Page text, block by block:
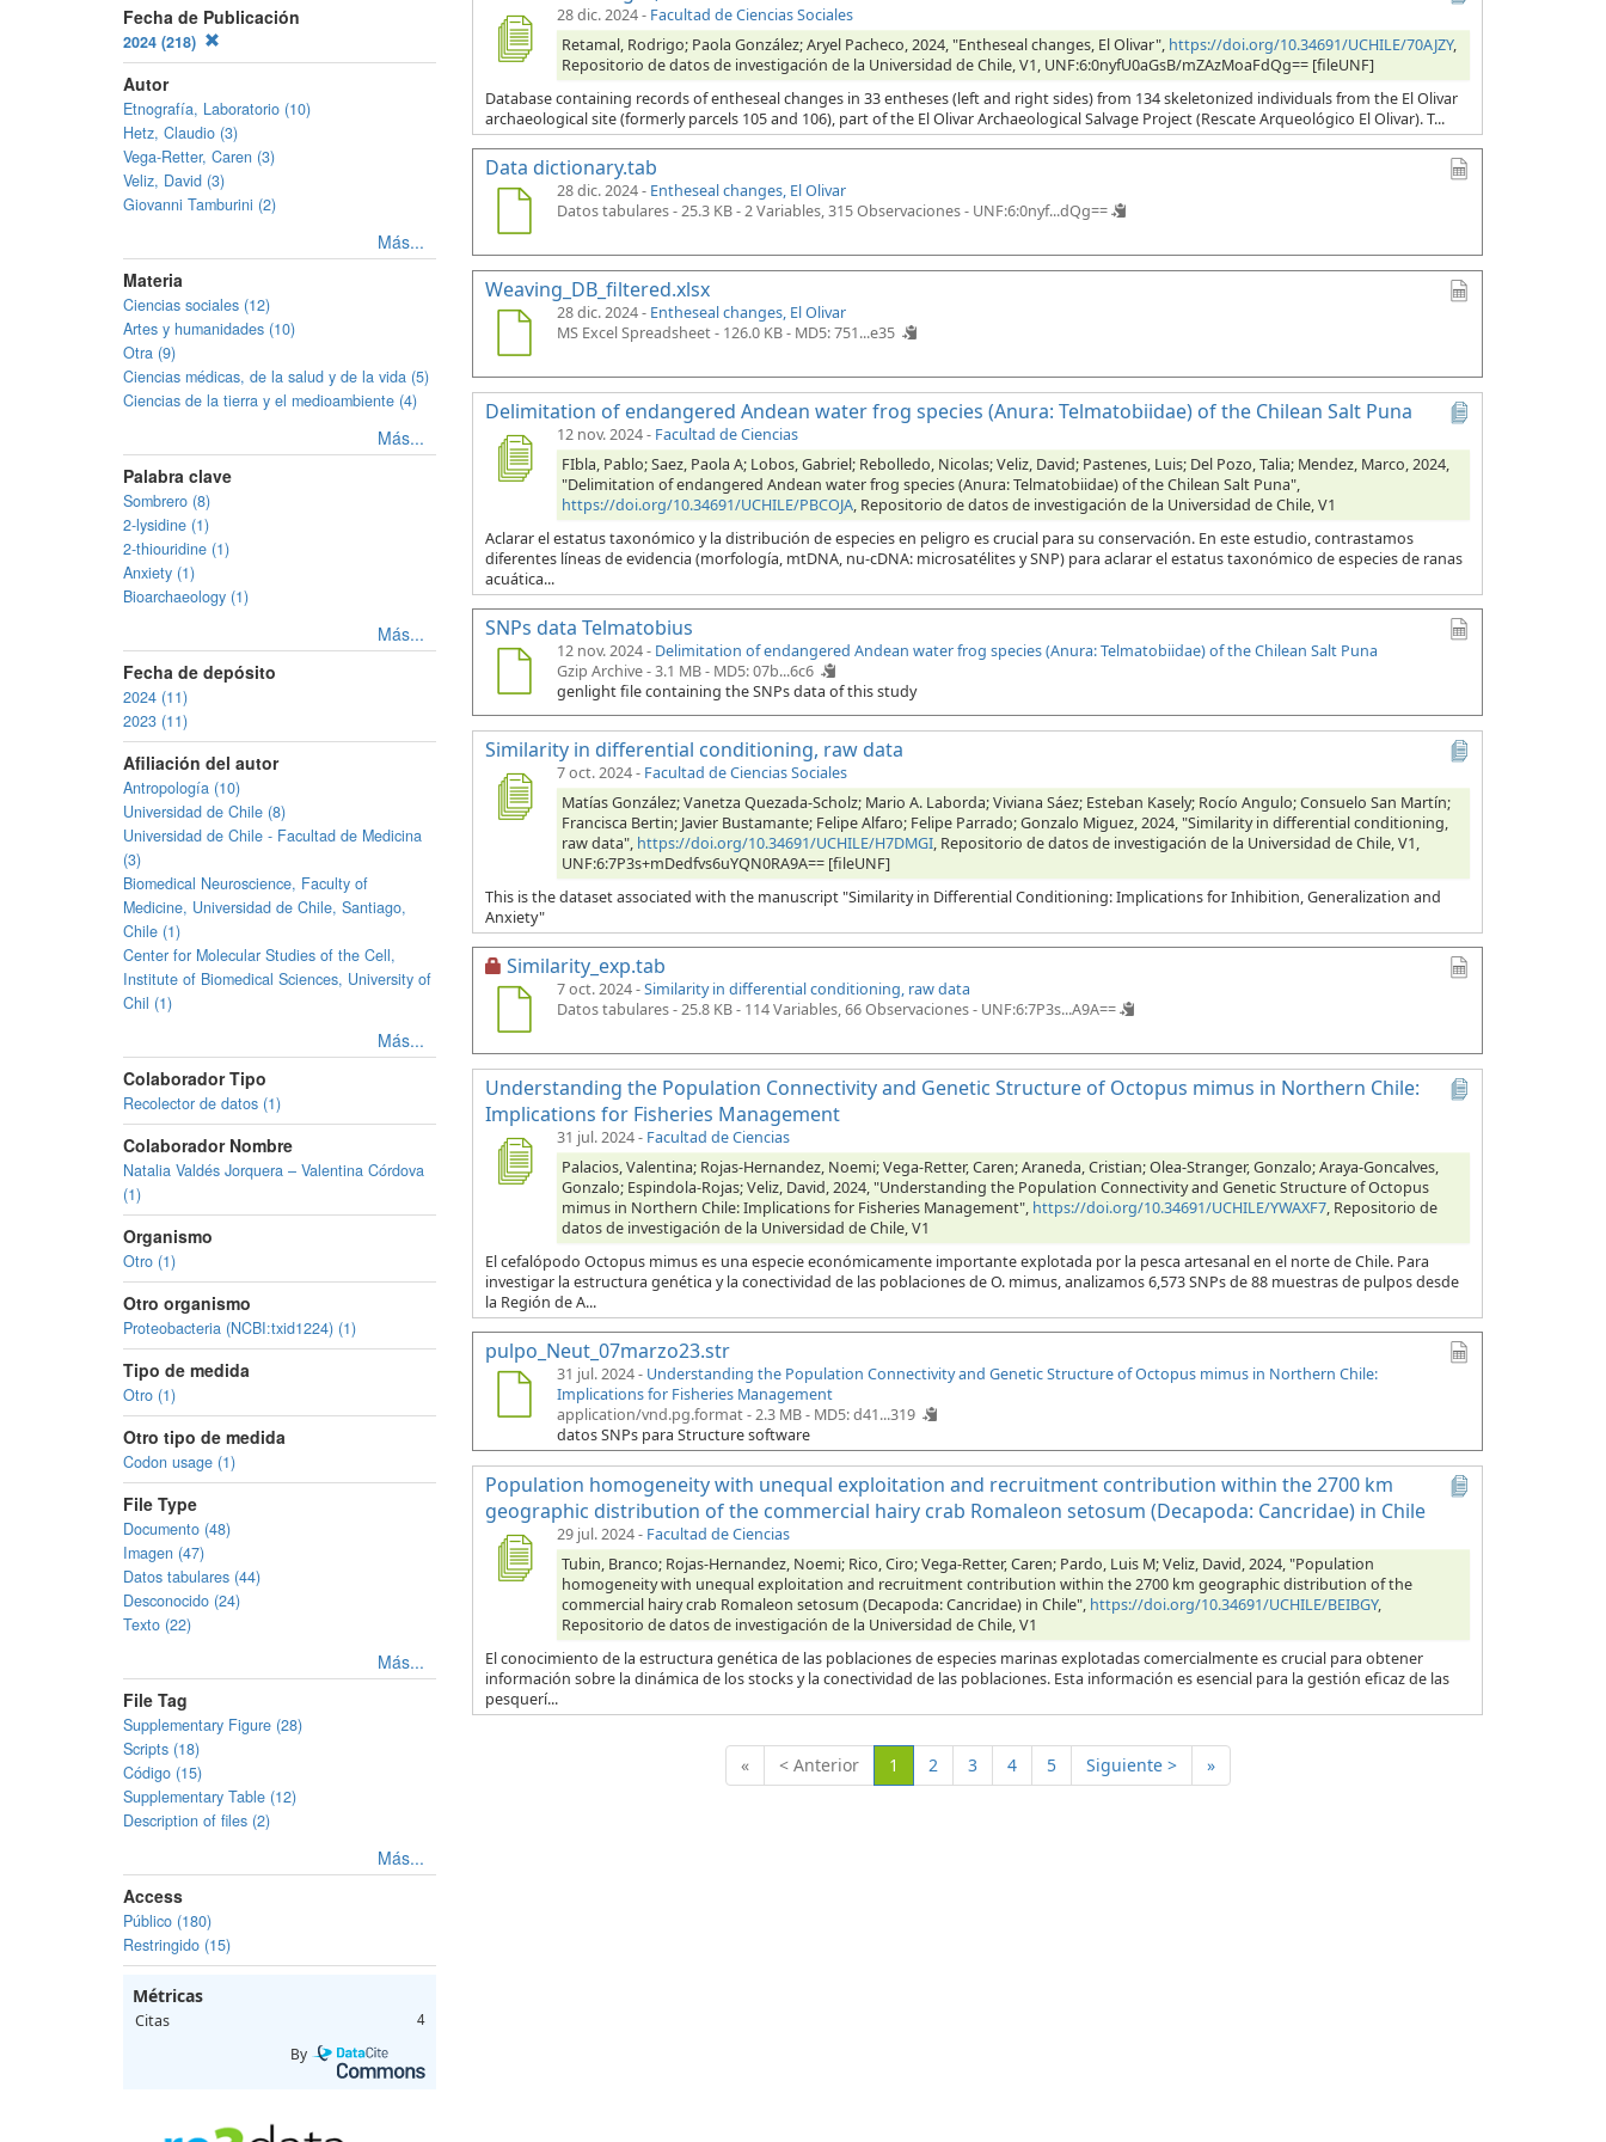
Fecha de Publicación
2024 (218)
Autor
Etnografía, Laboratorio (10)
Hetz, Claudio (3)
Vega-Retter, Caren (3)
Veliz, David (3)
Giovanni Tamburini (2)
Más...
Materia
Ciencias sociales (12)
Artes y humanidades (10)
Otra (9)
Ciencias médicas, de la salud y de la vida (5)
Ciencias de la tierra y el medioambiente (4)
Más...
Palabra clave
Sombrero (8)
2-lysidine (1)
2-thiouridine (1)
Anxiety (1)
Bioarchaeology (1)
Más...
Fecha de depósito
2024 (11)
2023 (11)
Afiliación del autor
Antropología (10)
Universidad de Chile (8)
Universidad de Chile - Facultad de Medicina
(3)
Biomedical Neuroscience, Faculty of
Medicine, Universidad de Chile, Santiago,
Chile (1)
Center for Molecular Studies of the Cell,
Institute of Biomedical Sciences, University of
Chil (1)
Más...
Colaborador Tipo
Recolector de datos (1)
Colaborador Nombre
Natalia Valdés Jorquera – Valentina Córdova
(1)
Organismo
Otro (1)
Otro organismo
Proteobacteria (NCBI:txid1224) (1)
Tipo de medida
Otro (1)
Otro tipo de medida
Codon usage (1)
File Type
Documento (48)
Imagen (47)
Datos tabulares (44)
Desconocido (24)
Texto (22)
Más...
File Tag
Supplementary Figure (28)
Scripts (18)
Código (15)
Supplementary Table (12)
Description of files (2)
Más...
Access
Público (180)
Restringido (15)
Métricas
Citas 4
By
28 dic. 2024- Facultad de Ciencias Sociales
Retamal, Rodrigo; Paola González; Aryel Pacheco, 2024, "Entheseal changes, El Olivar", https://doi.org/10.34691/UCHILE/70AJZY,
Repositorio de datos de investigación de la Universidad de Chile, V1, UNF:6:0nyfU0aGsB/mZAzMoaFdQg== [fileUNF]
Database containing records of entheseal changes in 33 entheses (left and right sides) from 134 skeletonized individuals from the El Olivar
archaeological site (formerly parcels 105 and 106), part of the El Olivar Archaeological Salvage Project (Rescate Arqueológico El Olivar). T...
Data dictionary.tab
28 dic. 2024 - Entheseal changes, El Olivar
Datos tabulares - 25.3 KB- 2 Variables, 315 Observaciones - UNF:6:0nyf...dQg==
Weaving_DB_filtered.xlsx
28 dic. 2024 - Entheseal changes, El Olivar
MS Excel Spreadsheet - 126.0 KB - MD5: 751...e35
Delimitation of endangered Andean water frog species (Anura: Telmatobiidae) of the Chilean Salt Puna
12 nov. 2024- Facultad de Ciencias
FIbla, Pablo; Saez, Paola A; Lobos, Gabriel; Rebolledo, Nicolas; Veliz, David; Pastenes, Luis; Del Pozo, Talia; Mendez, Marco, 2024,
"Delimitation of endangered Andean water frog species (Anura: Telmatobiidae) of the Chilean Salt Puna",
https://doi.org/10.34691/UCHILE/PBCOJA, Repositorio de datos de investigación de la Universidad de Chile, V1
Aclarar el estatus taxonómico y la distribución de especies en peligro es crucial para su conservación. En este estudio, contrastamos
diferentes líneas de evidencia (morfología, mtDNA, nu-cDNA: microsatélites y SNP) para aclarar el estatus taxonómico de especies de ranas
acuática...
SNPs data Telmatobius
12 nov. 2024 - Delimitation of endangered Andean water frog species (Anura: Telmatobiidae) of the Chilean Salt Puna
Gzip Archive - 3.1 MB - MD5: 07b...6c6
genlight file containing the SNPs data of this study
Similarity in differential conditioning, raw data
7 oct. 2024- Facultad de Ciencias Sociales
Matías González; Vanetza Quezada-Scholz; Mario A. Laborda; Viviana Sáez; Esteban Kasely; Rocío Angulo; Consuelo San Martín;
Francisca Bertin; Javier Bustamante; Felipe Alfaro; Felipe Parrado; Gonzalo Miguez, 2024, "Similarity in differential conditioning,
raw data", https://doi.org/10.34691/UCHILE/H7DMGI, Repositorio de datos de investigación de la Universidad de Chile, V1,
UNF:6:7P3s+mDedfvs6uYQN0RA9A== [fileUNF]
This is the dataset associated with the manuscript "Similarity in Differential Conditioning: Implications for Inhibition, Generalization and
Anxiety"
Similarity_exp.tab
7 oct. 2024 -Similarity in differential conditioning, raw data
Datos tabulares - 25.8 KB- 114 Variables, 66 Observaciones - UNF:6:7P3s...A9A==
Understanding the Population Connectivity and Genetic Structure of Octopus mimus in Northern Chile:
Implications for Fisheries Management
31 jul. 2024- Facultad de Ciencias
Palacios, Valentina; Rojas-Hernandez, Noemi; Vega-Retter, Caren; Araneda, Cristian; Olea-Stranger, Gonzalo; Araya-Goncalves,
Gonzalo; Espindola-Rojas; Veliz, David, 2024, "Understanding the Population Connectivity and Genetic Structure of Octopus
mimus in Northern Chile: Implications for Fisheries Management", https://doi.org/10.34691/UCHILE/YWAXF7, Repositorio de
datos de investigación de la Universidad de Chile, V1
El cefalópodo Octopus mimus es una especie económicamente importante explotada por la pesca artesanal en el norte de Chile. Para
investigar la estructura genética y la conectividad de las poblaciones de O. mimus, analizamos 6,573 SNPs de 88 muestras de pulpos desde
la Región de A...
pulpo_Neut_07marzo23.str
31 jul. 2024 - Understanding the Population Connectivity and Genetic Structure of Octopus mimus in Northern Chile:
Implications for Fisheries Management
application/vnd.pg.format - 2.3 MB - MD5: d41...319
datos SNPs para Structure software
Population homogeneity with unequal exploitation and recruitment contribution within the 2700 km
geographic distribution of the commercial hairy crab Romaleon setosum (Decapoda: Cancridae) in Chile
29 jul. 2024- Facultad de Ciencias
Tubin, Branco; Rojas-Hernandez, Noemi; Rico, Ciro; Vega-Retter, Caren; Pardo, Luis M; Veliz, David, 2024, "Population
homogeneity with unequal exploitation and recruitment contribution within the 2700 km geographic distribution of the
commercial hairy crab Romaleon setosum (Decapoda: Cancridae) in Chile", https://doi.org/10.34691/UCHILE/BEIBGY,
Repositorio de datos de investigación de la Universidad de Chile, V1
El conocimiento de la estructura genética de las poblaciones de especies marinas explotadas comercialmente es crucial para obtener
información sobre la dinámica de los stocks y la conectividad de las poblaciones. Esta información es esencial para la gestión eficaz de las
pesquerí...
« < Anterior 1 (Actual)
2 3 4 5 Siguiente > »